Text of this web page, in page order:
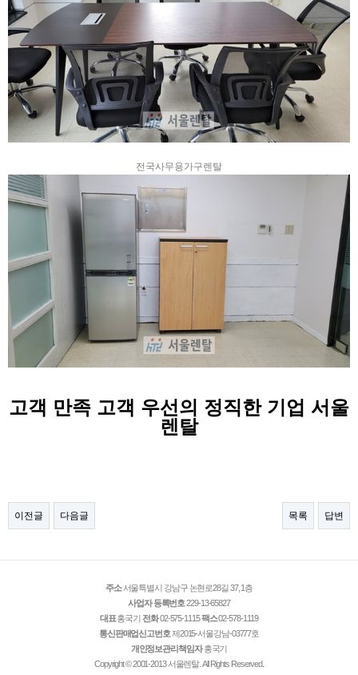
전국사무용가구렌탈
고객 만족 고객 우선의 정직한 기업 서울
렌탈
이전글 다음글 목록 답변
주소서울특별시 강남구 논현로28길 37, 1층
사업자 등록번호229-13-65827
대표홍국기 전화02-575-1115팩스02-578-1119
통신판매업신고번호제2015-서울강남-03777호
개인정보관리책임자홍국기
Copyright © 2001-2013 서울렌탈. All Rights Reserved.